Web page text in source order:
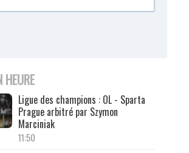
HEURE
Ligue des champions : OL - Sparta
Prague arbitré par Szymon
Marciniak
11:50